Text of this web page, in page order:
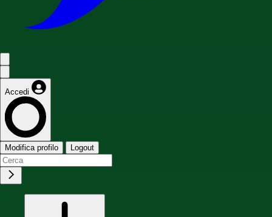
Accedi
Modifica profilo Logout